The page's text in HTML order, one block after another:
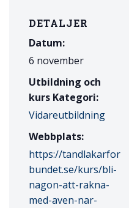
DETALJER
Datum:
6 november
Utbildning och
kurs Kategori:
Vidareutbildning
Webbplats:
https://tandlakarfor
bundet.se/kurs/bli-
nagon-att-rakna-
med-aven-nar-